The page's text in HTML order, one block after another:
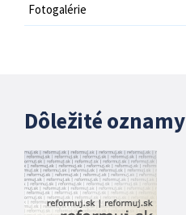
Fotogalérie
Dôležité oznamy